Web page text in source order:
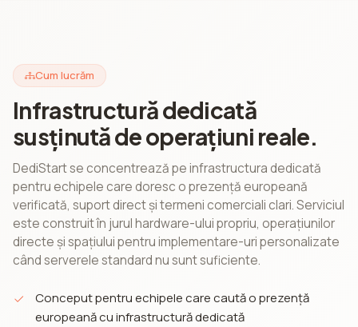
Cum lucrăm
Infrastructură dedicată
susținută de operațiuni reale.
DediStart se concentrează pe infrastructura dedicată
pentru echipele care doresc o prezență europeană
verificată, suport direct și termeni comerciali clari. Serviciul
este construit în jurul hardware-ului propriu, operațiunilor
directe și spațiului pentru implementare-uri personalizate
când serverele standard nu sunt suficiente.
Conceput pentru echipele care caută o prezență
europeană cu infrastructură dedicată